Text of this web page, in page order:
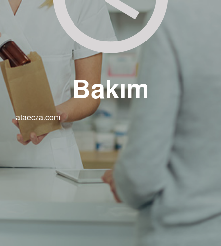
Bakım
ataecza.com